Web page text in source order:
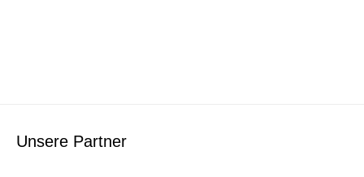
Unsere Partner